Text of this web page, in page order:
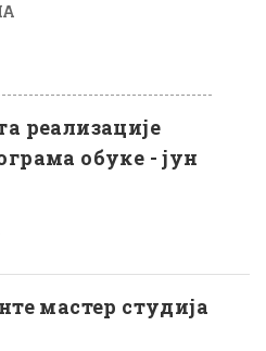
реализације
обуке - јун
мастер студија